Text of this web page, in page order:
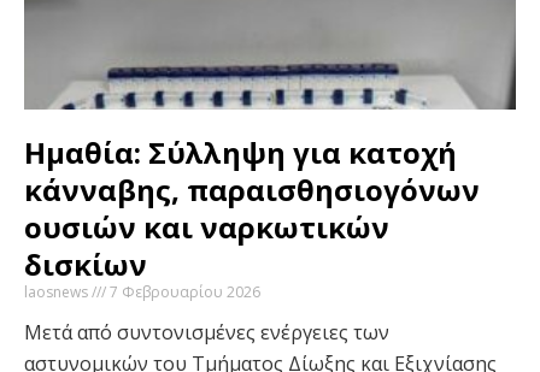
Ημαθία: Σύλληψη για κατοχή
κάνναβης, παραισθησιογόνων
ουσιών και ναρκωτικών
δισκίων
laosnews 7 Φεβρουαρίου 2026
Μετά από συντονισμένες ενέργειες των
αστυνομικών του Τμήματος Δίωξης και Εξιχνίασης